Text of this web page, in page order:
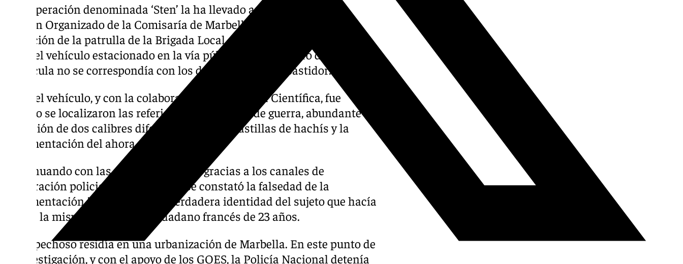
Esta operación denominada ‘Sten’ la ha llevado a cabo el grupo de
Crimen Organizado de la Comisaría de Marbella, a raíz de la referida
actuación de la patrulla de la Brigada Local de Seguridad Ciudadana
sobre el vehículo estacionado en la vía pública, cuyo número de
matrícula no se correspondía con los datos relativos al bastidor.
Ya en el vehículo, y con la colaboración de la Policía Científica, fue
cuando se localizaron las referidas armas largas de guerra, abundante
munición de dos calibres diferentes y varias pastillas de hachís y la
documentación del ahora detenido.
Continuando con las averiguaciones, y gracias a los canales de
cooperación policial internacional, se constató la falsedad de la
documentación intervenida y la verdadera identidad del sujeto que hacía
uso de la misma, el referido ciudadano francés de 23 años.
El sospechoso residía en una urbanización de Marbella. En este punto de
la investigación, y con el apoyo de los GOES, la Policía Nacional detenía